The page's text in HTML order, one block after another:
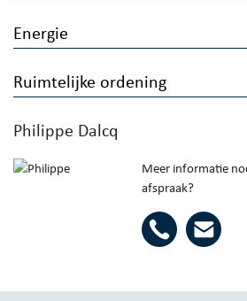
Energie
Ruimtelijke ordening
Philippe Dalcq
Meer informatie
afspraak?